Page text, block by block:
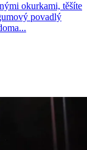
okurkami, těšíte
povadlý